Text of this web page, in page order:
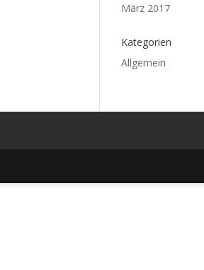
März 2017
Kategorien
Allgemein